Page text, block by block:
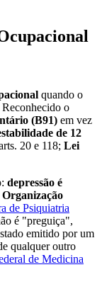
quando o
o
(B91) em vez
de 12
20 e 118; Lei
depressão é
Organização
de Psiquiatria
é "preguiça",
emitido por um
qualquer outro
de Medicina